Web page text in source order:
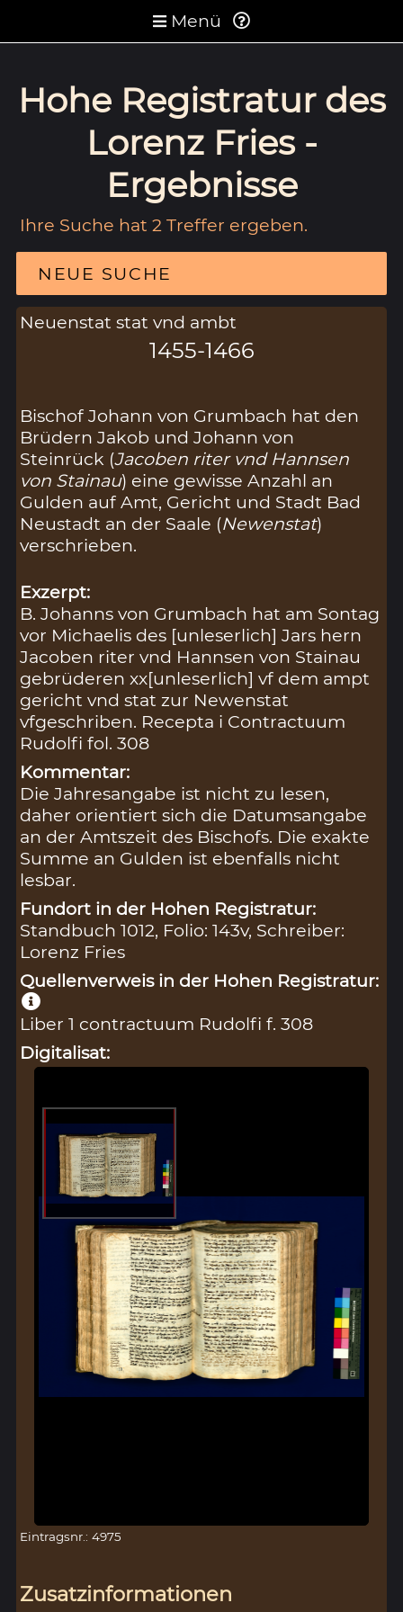
Menü
Hohe Registratur des
Lorenz Fries -
Ergebnisse
Ihre Suche hat 2 Treffer ergeben.
NEUE SUCHE
Neuenstat stat vnd ambt
1455-1466
Bischof Johann von Grumbach hat den
Brüdern Jakob und Johann von
Steinrück (Jacoben riter vnd Hannsen
von Stainau) eine gewisse Anzahl an
Gulden auf Amt, Gericht und Stadt Bad
Neustadt an der Saale (Newenstat)
verschrieben.
Exzerpt:
B. Johanns von Grumbach hat am Sontag
vor Michaelis des [unleserlich] Jars hern
Jacoben riter vnd Hannsen von Stainau
gebrüderen xx[unleserlich] vf dem ampt
gericht vnd stat zur Newenstat
vfgeschriben. Recepta i Contractuum
Rudolfi fol. 308
Kommentar:
Die Jahresangabe ist nicht zu lesen,
daher orientiert sich die Datumsangabe
an der Amtszeit des Bischofs. Die exakte
Summe an Gulden ist ebenfalls nicht
lesbar.
Fundort in der Hohen Registratur:
Standbuch 1012, Folio: 143v, Schreiber:
Lorenz Fries
Quellenverweis in der Hohen Registratur:
Liber 1 contractuum Rudolfi f. 308
Digitalisat:
Eintragsnr.: 4975
Zusatzinformationen